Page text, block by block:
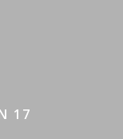
17